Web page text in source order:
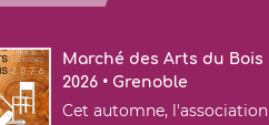
Marché des Arts du Bois
2026 • Grenoble
Cet automne, l'association